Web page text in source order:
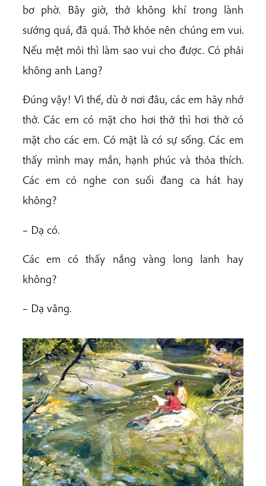
bơ phờ. Bây giờ, thở không khí trong lành
sướng quá, đã quá. Thở khỏe nên chúng em vui.
Nếu mệt mỏi thì làm sao vui cho được. Có phải
không anh Lang?
Đúng vậy! Vì thế, dù ở nơi đâu, các em hãy nhớ
thở. Các em có mặt cho hơi thở thì hơi thở có
mặt cho các em. Có mặt là có sự sống. Các em
thấy mình may mắn, hạnh phúc và thỏa thích.
Các em có nghe con suối đang ca hát hay
không?
– Dạ có.
Các em có thấy nắng vàng long lanh hay
không?
– Dạ vâng.